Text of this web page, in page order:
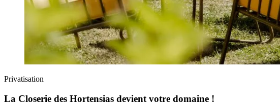
Privatisation
La Closerie des Hortensias devient votre domaine !